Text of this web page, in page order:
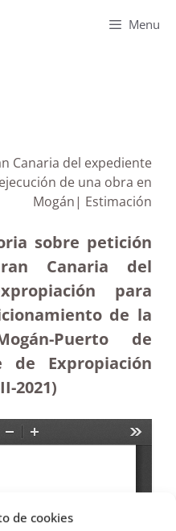
de cookies
Menu
Canaria del expediente
de una obra en
Mogán| Estimación
sobre petición
Canaria del
para
de la
Puerto de
de Expropiación
2021)